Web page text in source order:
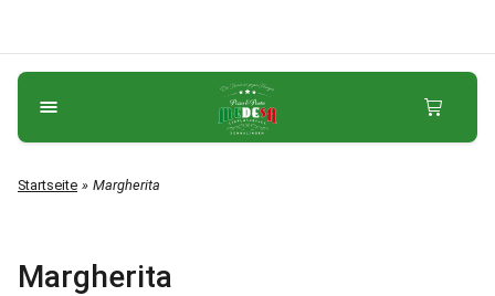
Startseite Margherita
Margherita